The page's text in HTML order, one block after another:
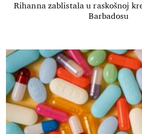
Rihanna zablistala u raskošnoj
Barbadosu